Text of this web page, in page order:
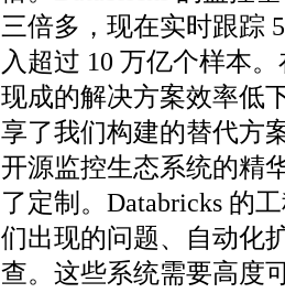
三倍多，现在实时跟踪
入超过 10 万亿个样本
现成的解决方案效率低
享了我们构建的替代方
开源监控生态系统的精
了定制。Databricks 的
们出现的问题、自动化
查。这些系统需要高度